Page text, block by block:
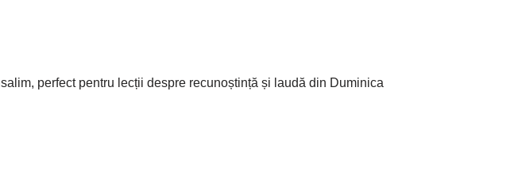
perfect pentru lecții despre recunoștință și laudă din Duminica